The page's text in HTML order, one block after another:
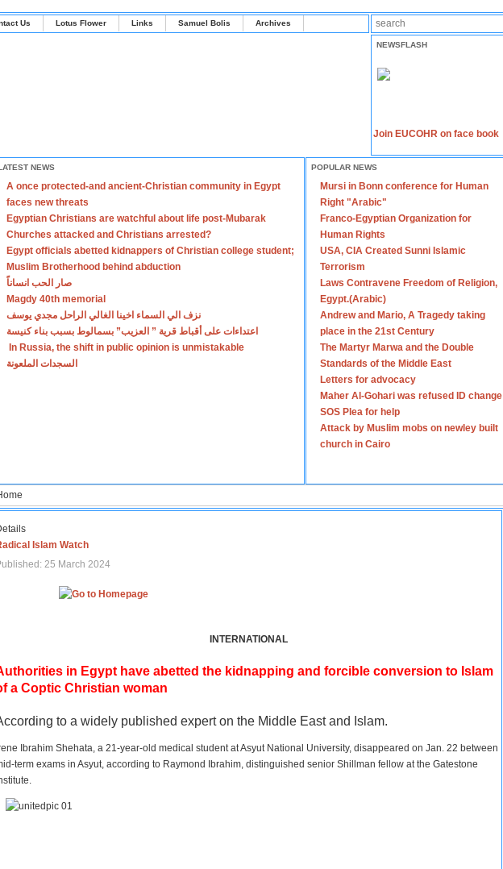
Us Lotus Flower Links Samuel Bolis Archives
NEWSFLASH
Join EUCOHR on face book
NEWS
A once protected-and ancient-Christian community in Egypt
faces new threats
Egyptian Christians are watchful about life post-Mubarak
Churches attacked and Christians arrested?
Egypt officials abetted kidnappers of Christian college student;
Muslim Brotherhood behind abduction
صار الحب انساناً
Magdy 40th memorial
نزف الي السماء اخينا الغالي الراحل مجدي يوسف
اعتداءات على أقباط قرية ” العزيب” بسمالوط بسبب بناء كنيسة
In Russia, the shift in public opinion is unmistakable
السجدات الملعونة
POPULAR NEWS
Mursi in Bonn conference for Human
Right "Arabic"
Franco-Egyptian Organization for
Human Rights
USA, CIA Created Sunni Islamic
Terrorism
Laws Contravene Freedom of Religion,
Egypt.(Arabic)
Andrew and Mario, A Tragedy taking
place in the 21st Century
The Martyr Marwa and the Double
Standards of the Middle East
Letters for advocacy
Maher Al-Gohari was refused ID change
SOS Plea for help
Attack by Muslim mobs on newley built
church in Cairo
Islam Watch
25 March 2024
INTERNATIONAL
in Egypt have abetted the kidnapping and forcible conversion to Islam
a Coptic Christian woman
to a widely published expert on the Middle East and Islam.
Ibrahim Shehata, a 21-year-old medical student at Asyut National University, disappeared on Jan. 22 between
term exams in Asyut, according to Raymond Ibrahim, distinguished senior Shillman fellow at the Gatestone